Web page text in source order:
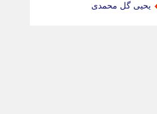
یحیی گل محمدی